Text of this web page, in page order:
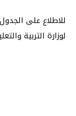
للاطلاع على
لوزارة التربية